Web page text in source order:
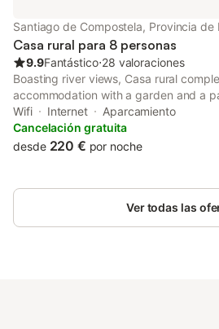
Santiago de Compostela, Provincia de
Casa rural para 8 personas
9.9Fantástico⋅28 valoraciones
Boasting river views, Casa rural
accommodation with a garden and a
Santiago de Compostela Cathedral.
to a balcony, darts, free private
Wifi Internet
Aparcamiento
Cancelación gratuita
desde 220 € por noche
Ver todas las